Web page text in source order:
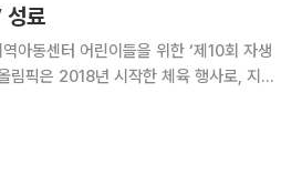
성료
아동센터 어린이들을 위한 ‘제10회 자생
소